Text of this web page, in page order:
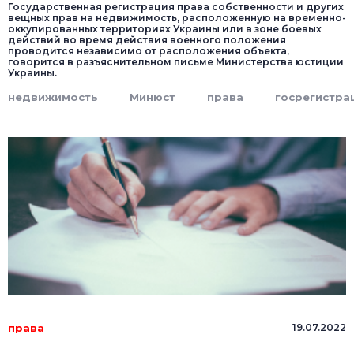
Государственная регистрация права собственности и других
вещных прав на недвижимость, расположенную на временно-
оккупированных территориях Украины или в зоне боевых
действий во время действия военного положения
проводится независимо от расположения объекта,
говорится в разъяснительном письме Министерства юстиции
Украины.
недвижимость Минюст права
права 19.07.2022